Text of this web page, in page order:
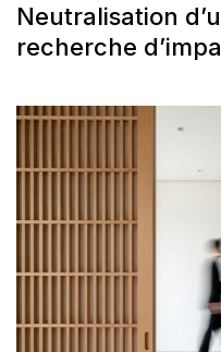
Neutralisation
recherche